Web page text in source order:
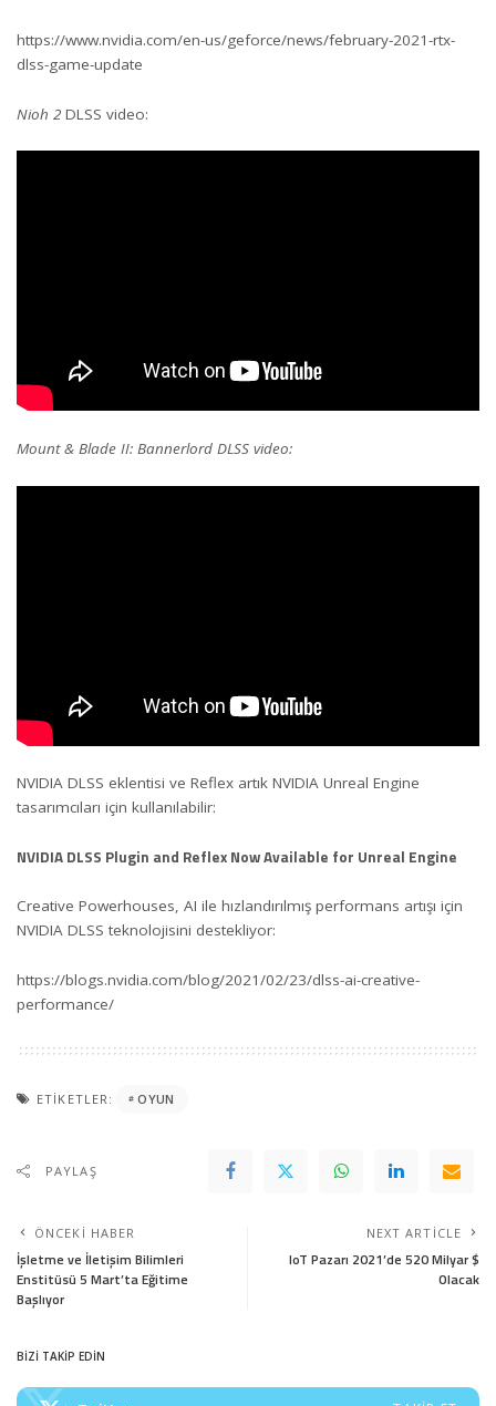
https://www.nvidia.com/en-us/geforce/news/february-2021-rtx-
dlss-game-update
Nioh 2 DLSS video:
Mount & Blade II: Bannerlord DLSS video:
NVIDIA DLSS eklentisi ve Reflex artık NVIDIA Unreal Engine
tasarımcıları için kullanılabilir:
NVIDIA DLSS Plugin and Reflex Now Available for Unreal Engine
Creative Powerhouses, AI ile hızlandırılmış performans artışı için
NVIDIA DLSS teknolojisini destekliyor:
https://blogs.nvidia.com/blog/2021/02/23/dlss-ai-creative-
performance/
ETIKETLER: OYUN
PAYLAŞ
ÖNCEKI HABER
İşletme ve İletişim Bilimleri
Enstitüsü 5 Mart’ta Eğitime
Başlıyor
NEXT ARTICLE
IoT Pazarı 2021’de 520 Milyar $
Olacak
BİZİ TAKİP EDİN